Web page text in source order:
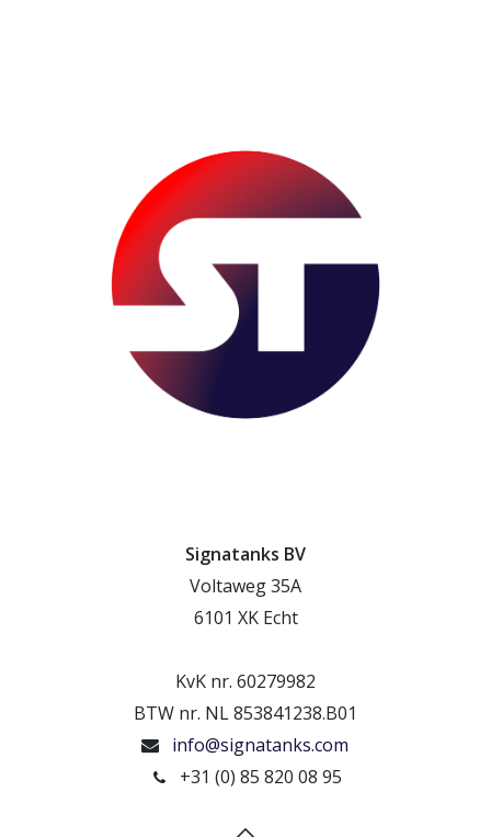
Signatanks BV
Voltaweg 35A
6101 XK Echt
KvK nr. 60279982
BTW nr. NL 853841238.B01
info@signatanks.com
+31 (0) 85 820 08 95